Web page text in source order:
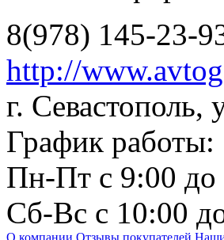
8(978) 145-23-
http://
г. Севастополь,
График работы:
Пн-Пт с 9:00 до
Сб-Вс с 10:00
О компании Отзывы покупателей